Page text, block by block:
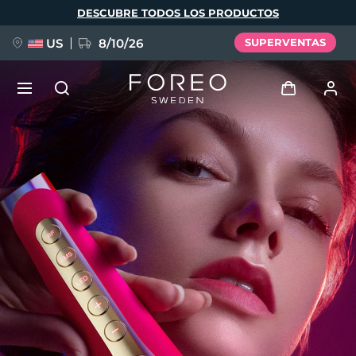
DESCUBRE TODOS LOS PRODUCTOS
US 8/10/26 SUPERVENTAS
Iniciar sesión
Perfil de usuario
Mis dispositivos
Mis pedidos
Mis direcciones
Mis suscripciones
NUEVO
FAQ™ Pure Beauty-Tech Elixir
BREAKING NEWS
issa™ Teeth Whitening Set
Idioma
English Deutsch
Español
Français
Italiano
Português
Polski
Svenska
Русский
Türkçe
简体中文 繁體中文